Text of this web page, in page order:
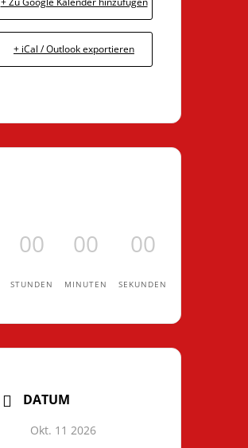
+ iCal / Outlook exportieren
00
STUNDEN
00
MINUTEN
00
SEKUNDEN
DATUM
Okt. 11 2026